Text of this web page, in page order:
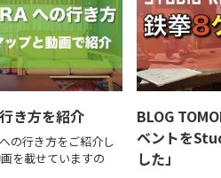
き方を紹介
の行き方をご紹介し
を載せていますの
BLOG
ベントを
した」